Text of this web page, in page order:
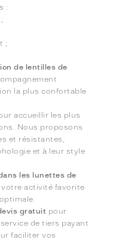
:
;
de lentilles de
la plus confortable
accueillir les plus
Nous proposons
et résistantes,
et à leur style
les lunettes de
activité favorite
gratuit pour
de tiers payant
faciliter vos